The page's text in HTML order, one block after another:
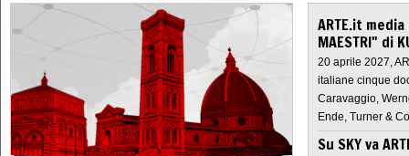
ARTE.it
MAESTRI" di
20 aprile 2027,
italiane cinque
Caravaggio,
Ende, Turner &
Su SKY va